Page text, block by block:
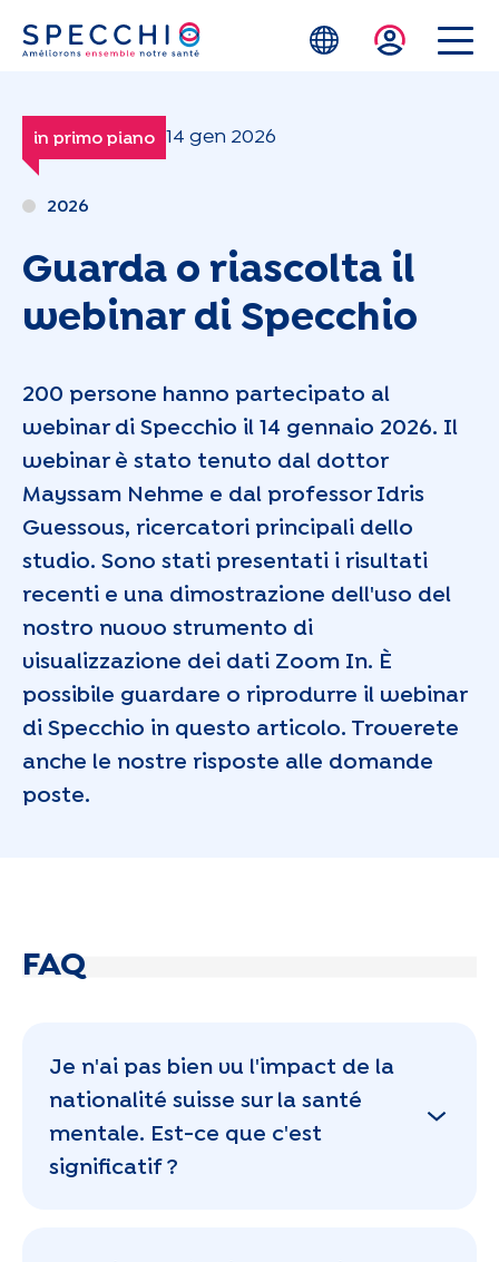
Skip to main content
in primo piano 14 gen 2026
2026
Guarda o riascolta il
webinar di Specchio
200 persone hanno partecipato al
webinar di Specchio il 14 gennaio 2026. Il
webinar è stato tenuto dal dottor
Mayssam Nehme e dal professor Idris
Guessous, ricercatori principali dello
studio. Sono stati presentati i risultati
recenti e una dimostrazione dell'uso del
nostro nuovo strumento di
visualizzazione dei dati Zoom In. È
possibile guardare o riprodurre il webinar
di Specchio in questo articolo. Troverete
anche le nostre risposte alle domande
poste.
FAQ
Je n'ai pas bien vu l'impact de la
nationalité suisse sur la santé
mentale. Est-ce que c'est
significatif ?